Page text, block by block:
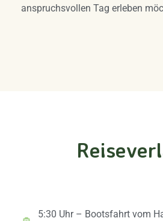
anspruchsvollen Tag erleben
5:30 Uhr – Bootsfahrt vom